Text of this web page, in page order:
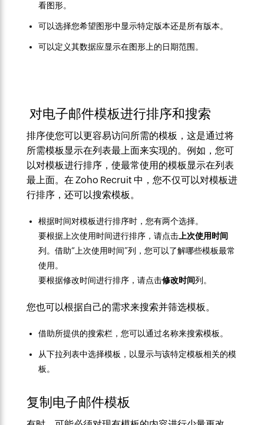
看图形。
可以选择您希望图形中显示特定版本还是所有版本。
可以定义其数据应显示在图形上的日期范围。
对电子邮件模板进行排序和搜索
排序使您可以更容易访问所需的模板，这是通过将
所需模板显示在列表最上面来实现的。例如，您可
以对模板进行排序，使最常使用的模板显示在列表
最上面。在 Zoho Recruit 中，您不仅可以对模板进
行排序，还可以搜索模板。
根据时间对模板进行排序时，您有两个选择。
要根据上次使用时间进行排序，请点击上次使用时间
列。借助“上次使用时间”列，您可以了解哪些模板最常
使用。
要根据修改时间进行排序，请点击修改时间列。
您也可以根据自己的需求来搜索并筛选模板。
借助所提供的搜索栏，您可以通过名称来搜索模板。
从下拉列表中选择模板，以显示与该特定模板相关的模
板。
复制电子邮件模板